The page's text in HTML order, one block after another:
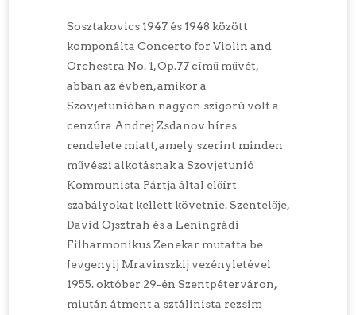
Sosztakovics 1947 és 1948 között
komponálta Concerto for Violin and
Orchestra No. 1, Op.77 című művét,
abban az évben, amikor a
Szovjetunióban nagyon szigorú volt a
cenzúra Andrej Zsdanov híres
rendelete miatt, amely szerint minden
művészi alkotásnak a Szovjetunió
Kommunista Pártja által előírt
szabályokat kellett követnie. Szentelője,
David Ojsztrah és a Leningrádi
Filharmonikus Zenekar mutatta be
Jevgenyij Mravinszkij vezényletével
1955. október 29-én Szentpéterváron,
miután átment a sztálinista rezsim